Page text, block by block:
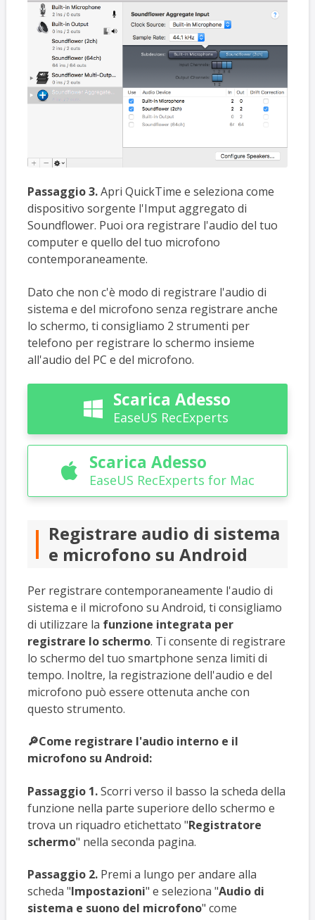
Passaggio 3.Apri QuickTime e seleziona come
dispositivo sorgente l'Imput aggregato di
Soundflower. Puoi ora registrare l'audio del tuo
computer e quello del tuo microfono
contemporaneamente.
Dato che non c'è modo di registrare l'audio di
sistema e del microfono senza registrare anche
lo schermo, ti consigliamo 2 strumenti per
telefono per registrare lo schermo insieme
all'audio del PC e del microfono.
 Scarica Adesso
EaseUS RecExperts
 Scarica Adesso
EaseUS RecExperts for Mac
Registrare audio di sistema
e microfono su Android
Per registrare contemporaneamente l'audio di
sistema e il microfono su Android, ti consigliamo
di utilizzare la funzione integrata per
registrare lo schermo. Ti consente di registrare
lo schermo del tuo smartphone senza limiti di
tempo. Inoltre, la registrazione dell'audio e del
microfono può essere ottenuta anche con
questo strumento.
🔎Come registrare l'audio interno e il
microfono su Android:
Passaggio 1.Scorri verso il basso la scheda della
funzione nella parte superiore dello schermo e
trova un riquadro etichettato "Registratore
schermo" nella seconda pagina.
Passaggio 2.Premi a lungo per andare alla
scheda "Impostazioni" e seleziona "Audio di
sistema e suono del microfono" come